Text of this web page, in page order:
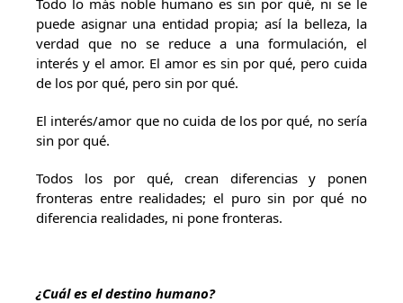
Todo lo más noble humano es sin por qué, ni se le
puede asignar una entidad propia; así la belleza, la
verdad que no se reduce a una formulación, el
interés y el amor. El amor es sin por qué, pero cuida
de los por qué, pero sin por qué.
El interés/amor que no cuida de los por qué, no sería
sin por qué.
Todos los por qué, crean diferencias y ponen
fronteras entre realidades; el puro sin por qué no
diferencia realidades, ni pone fronteras.
¿Cuál es el destino humano?